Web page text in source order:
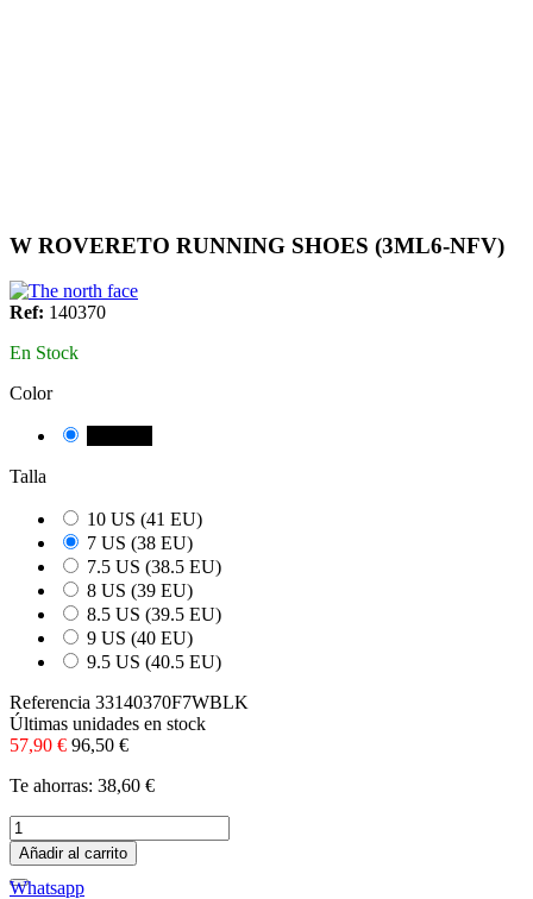
Whatsapp
W ROVERETO RUNNING SHOES (3ML6-NFV)
Ref: 140370
En Stock
Color
Talla
10 US (41 EU)
7 US (38 EU)
7.5 US (38.5 EU)
8 US (39 EU)
8.5 US (39.5 EU)
9 US (40 EU)
9.5 US (40.5 EU)
Referencia 33140370F7WBLK
Últimas unidades en stock
57,90 € 96,50 €
Te ahorras: 38,60 €
Añadir al carrito